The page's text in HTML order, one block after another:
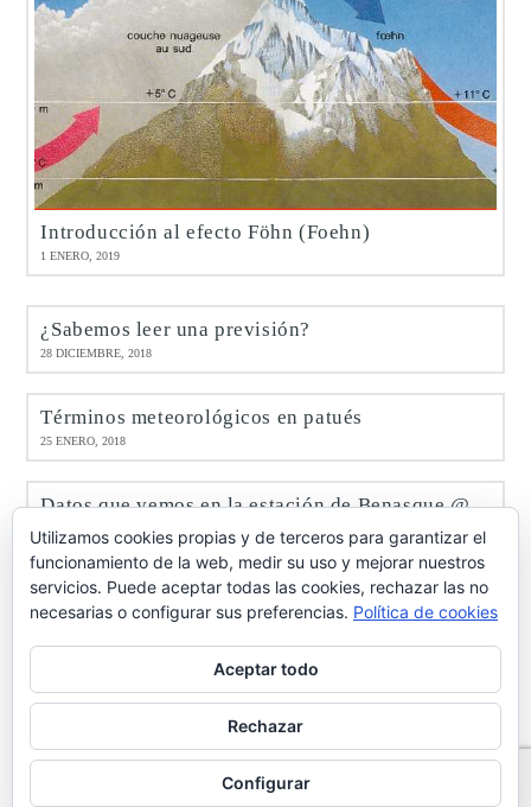
Introducción al efecto Föhn (Foehn)
1 ENERO, 2019
¿Sabemos leer una previsión?
28 DICIEMBRE, 2018
Términos meteorológicos en patués
25 ENERO, 2018
Datos que vemos en la estación de Benasque @meteobenás
9 ENERO, 2017
Octubre de 2016 en Benasque @meteobenás
7 NOVIEMBRE, 2016
info@casabringasort.com·Política de privacidad de datos·
Aviso Legal·Ley de cookies
Utilizamos cookies propias y de terceros para garantizar el
funcionamiento de la web, medir su uso y mejorar nuestros
servicios. Puede aceptar todas las cookies, rechazar las no
necesarias o configurar sus preferencias. Política de cookies
Aceptar todo
Rechazar
Configurar